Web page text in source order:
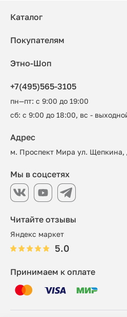
Каталог
Покупателям
Этно-Шоп
+7(495)565-3105
пн—пт: с 9:00 до 19:00
сб: с 9:00 до 18:00, вс -
Читайте отзывы
Яндекс маркет
5.0
Адрес
м. Проспект Мира ул. Щепкина,
Принимаем к оплате
Мы в соцсетях